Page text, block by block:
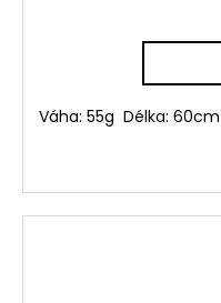
Váha: 55g Délka: